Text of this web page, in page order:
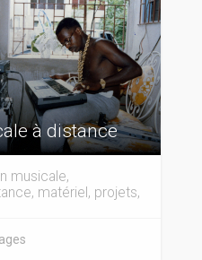
à distance
musicale,
matériel, projets,